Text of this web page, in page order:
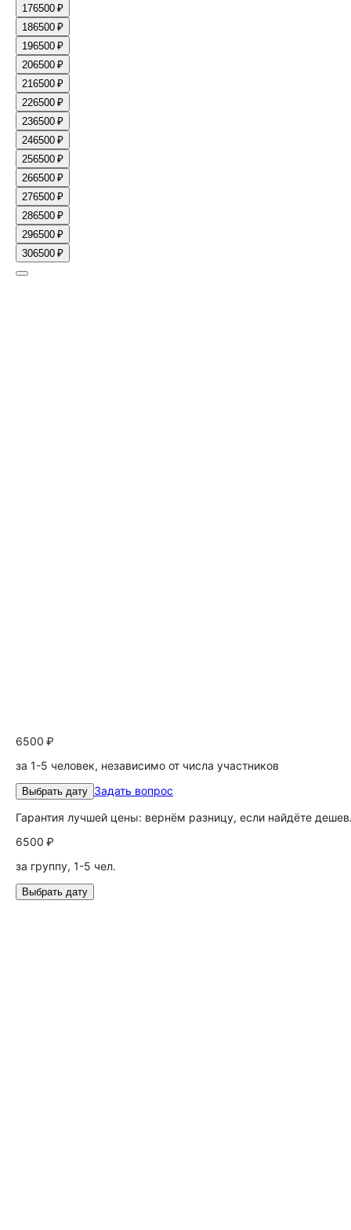
176500 ₽
186500 ₽
196500 ₽
206500 ₽
216500 ₽
226500 ₽
236500 ₽
246500 ₽
256500 ₽
266500 ₽
276500 ₽
286500 ₽
296500 ₽
306500 ₽
6500 ₽
за 1-5 человек, независимо от числа участников
Выбрать дату Задать вопрос
Гарантия лучшей цены: вернём разницу, если найдёте
6500 ₽
за группу, 1-5 чел.
Выбрать дату